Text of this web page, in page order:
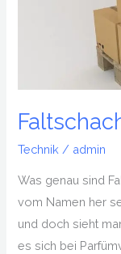
Technik / admin
Was genau sind
vom Namen her
und doch sieht
es sich bei